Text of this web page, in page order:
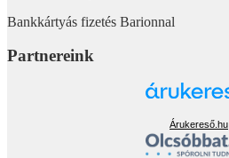
Bankkártyás fizetés Barionnal
Partnereink
Árukereső.hu